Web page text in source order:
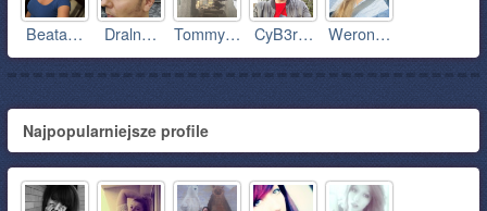
Beata… Draln… Tommy… CyB3r… Weron…
Najpopularniejsze profile